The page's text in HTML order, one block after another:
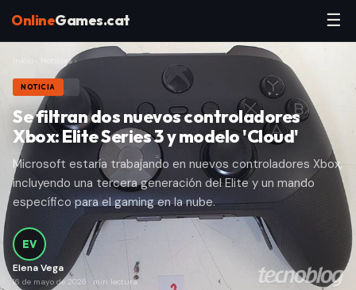
OnlineGames.cat ☰
Noticias›
NOTICIA
Se filtran dos nuevos controladores
Xbox: Elite Series 3 y modelo 'Cloud'
Microsoft estaría trabajando en nuevos controladores Xbox,
incluyendo una tercera generación del Elite y un mando
específico para el gaming en la nube.
EV
Elena Vega
16 de mayo de 2026 min lectura